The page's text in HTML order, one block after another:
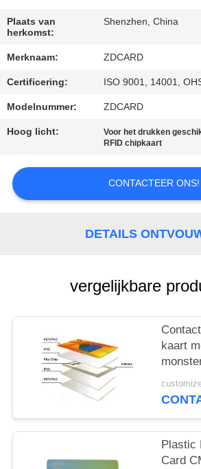
GEVALLEN
SITEMAP
PRIVACY
POLICY
Plaats van
herkomst:
Shenzhen, China
Merknaam: ZDCARD
Certificering: ISO 9001, 14001,
Modelnummer: ZDCARD
Hoog licht: Voor het drukken
RFID chipkaart
CONTACTEER ONS!
DETAILS
vergelijkbare
kaart
blanco/
Plastic
Card